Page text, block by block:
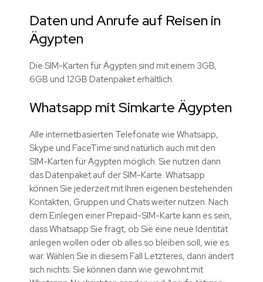
Daten und Anrufe auf Reisen in
Ägypten
Die SIM-Karten für Ägypten sind mit einem 3GB,
6GB und 12GB Datenpaket erhältlich.
Whatsapp mit Simkarte Ägypten
Alle internetbasierten Telefonate wie Whatsapp,
Skype und FaceTime sind natürlich auch mit den
SIM-Karten für Ägypten möglich. Sie nutzen dann
das Datenpaket auf der SIM-Karte. Whatsapp
können Sie jederzeit mit Ihren eigenen bestehenden
Kontakten, Gruppen und Chats weiter nutzen. Nach
dem Einlegen einer Prepaid-SIM-Karte kann es sein,
dass Whatsapp Sie fragt, ob Sie eine neue Identität
anlegen wollen oder ob alles so bleiben soll, wie es
war. Wählen Sie in diesem Fall Letzteres, dann ändert
sich nichts. Sie können dann wie gewohnt mit